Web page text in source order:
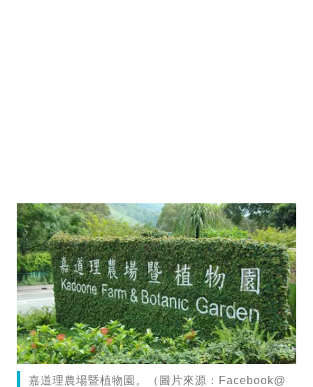
嘉道理農場暨植物園。（圖片來源：Facebook@